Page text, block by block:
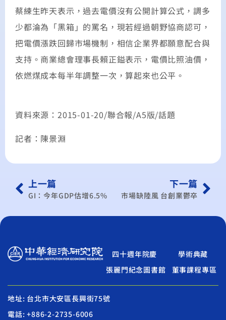
蔡練生昨天表示，過去電價沒有公開計算公式，調多
少都淪為「黑箱」的罵名，現若經過朝野協商認可，
把電價漲跌回歸市場機制，相信企業界都願意配合與
支持。商業總會理事長賴正鎰表示，電價比照油價，
依燃煤成本每半年調整一次，算起來也公平。
資料來源：2015-01-20/聯合報/A5版/話題
記者：陳景淵
上一篇
GI：今年GDP估增6.5%
下一篇
市場缺陸風 台創業鬱卒
四十週年院慶
學術典藏
張麗門紀念圖書館
董事課程專區
地址: 台北市大安區長興街75號
電話: +886-2-2735-6006